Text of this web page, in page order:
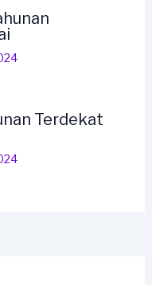
Terdekat